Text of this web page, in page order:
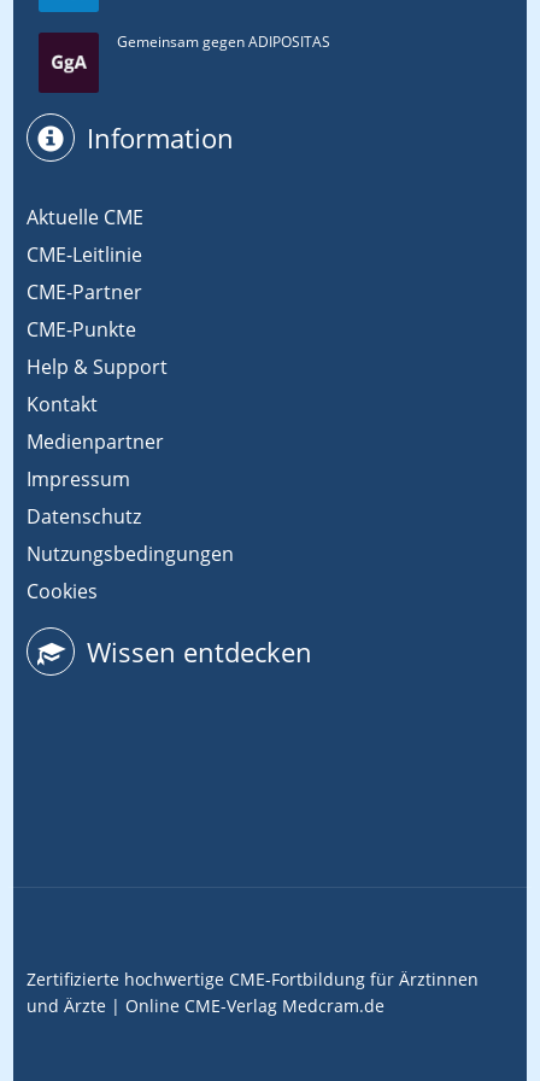
Gemeinsam gegen ADIPOSITAS
Information
Aktuelle CME
CME-Leitlinie
CME-Partner
CME-Punkte
Help & Support
Kontakt
Medienpartner
Impressum
Datenschutz
Nutzungsbedingungen
Cookies
Wissen entdecken
Zertifizierte hochwertige CME-Fortbildung für Ärztinnen
und Ärzte | Online CME-VerlagMedcram.de